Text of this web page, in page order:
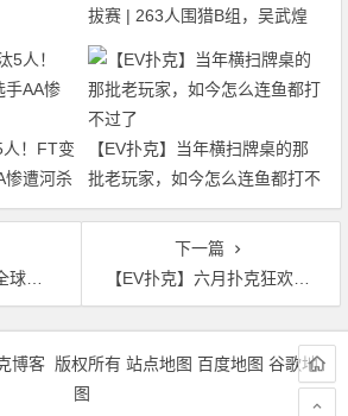
拔赛 | 263人围猎B组，吴武煌
54.4万领跑，主赛第一轮晋级版
人！FT变
惨遭河杀
【EV扑克】当年横扫牌桌的那
批老玩家，如今怎么连鱼都打不
过了
册庆典
下一篇
【EV扑克】六月扑克狂欢盛典：总奖励超 $14,000,000 等您参与
博客 版权所有 站点地图 百度地图 谷歌地
图